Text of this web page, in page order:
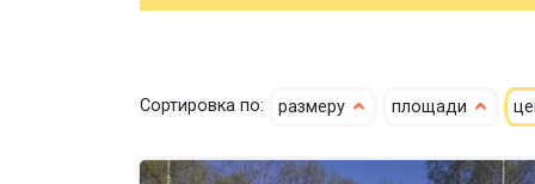
Сортировка по: размеру площади